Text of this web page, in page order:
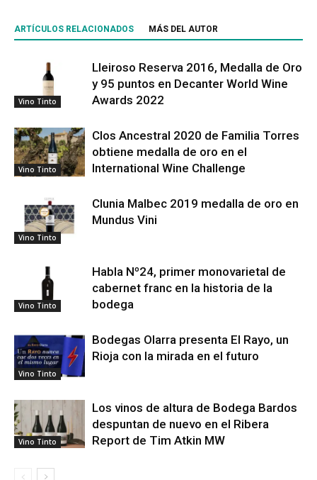
ARTÍCULOS RELACIONADOS MÁS DEL AUTOR
Vino Tinto
Lleiroso Reserva 2016, Medalla de Oro
y 95 puntos en Decanter World Wine
Awards 2022
Vino Tinto
Clos Ancestral 2020 de Familia Torres
obtiene medalla de oro en el
International Wine Challenge
Vino Tinto
Clunia Malbec 2019 medalla de oro en
Mundus Vini
Vino Tinto
Habla Nº24, primer monovarietal de
cabernet franc en la historia de la
bodega
Vino Tinto
Bodegas Olarra presenta El Rayo, un
Rioja con la mirada en el futuro
Vino Tinto
Los vinos de altura de Bodega Bardos
despuntan de nuevo en el Ribera
Report de Tim Atkin MW